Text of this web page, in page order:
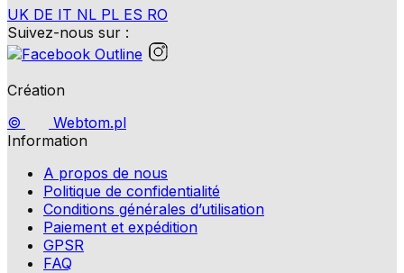
UK DE IT NL PL ES RO
Suivez-nous sur :
Création
©
Webtom.pl
Information
A propos de nous
Politique de confidentialité
Conditions générales d’utilisation
Paiement et expédition
GPSR
FAQ